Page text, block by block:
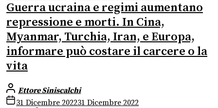
Guerra ucraina e regimi aumentano
repressione e morti. In Cina,
Myanmar, Turchia, Iran, e Europa,
informare può costare il carcere o la
vita
Ettore Siniscalchi
31 Dicembre 202231 Dicembre 2022